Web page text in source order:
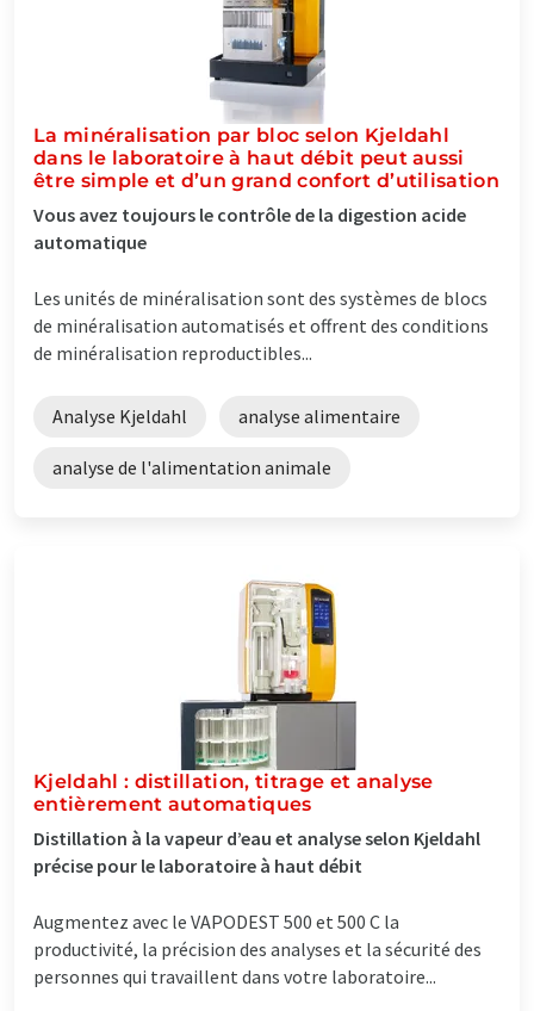
La minéralisation par bloc selon Kjeldahl
dans le laboratoire à haut débit peut aussi
être simple et d’un grand confort d’utilisation
Vous avez toujours le contrôle de la digestion acide
automatique
Les unités de minéralisation sont des systèmes de blocs
de minéralisation automatisés et offrent des conditions
de minéralisation reproductibles...
Analyse Kjeldahl analyse alimentaire
analyse de l'alimentation animale
Kjeldahl : distillation, titrage et analyse
entièrement automatiques
Distillation à la vapeur d’eau et analyse selon Kjeldahl
précise pour le laboratoire à haut débit
Augmentez avec le VAPODEST 500 et 500 C la
productivité, la précision des analyses et la sécurité des
personnes qui travaillent dans votre laboratoire...